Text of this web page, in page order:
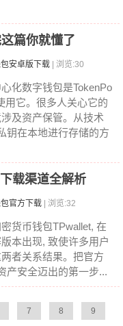
篇你就懂了
安卓版下载 | 浏览:30
化数字钱包是TokenPo
用它。很多人关心它的
及资产保管。从技术
钥在本地进行存储的方
载渠道全解析
官方下载 | 浏览:32
货币钱包TPwallet, 在
本出现, 致使许多用户
者关系结果。把官方
产安全迈出的第一步...
7 8 9